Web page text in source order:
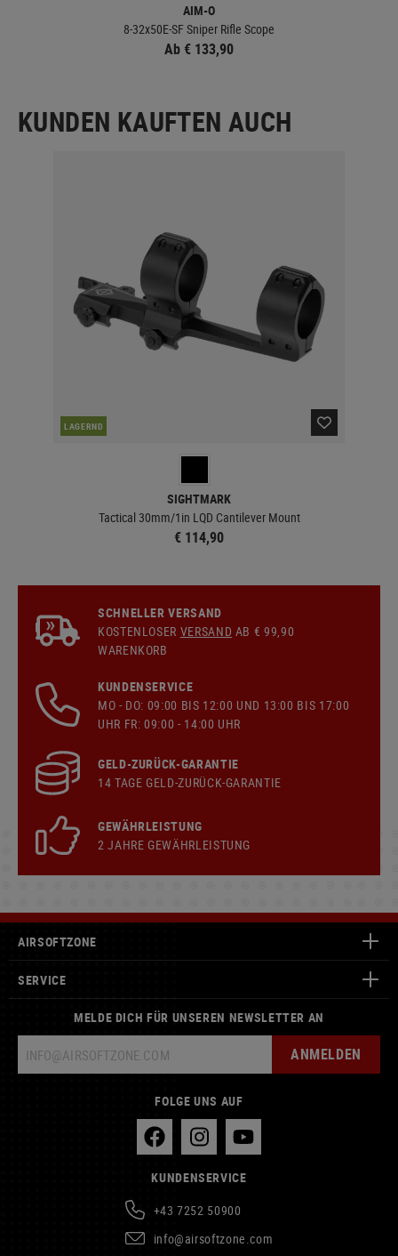
AIM-O
8-32x50E-SF Sniper Rifle Scope
Ab € 133,90
KUNDEN KAUFTEN AUCH
LAGERND
SIGHTMARK
Tactical 30mm/1in LQD Cantilever Mount
€ 114,90
SCHNELLER VERSAND
KOSTENLOSER VERSAND AB € 99,90
WARENKORB
KUNDENSERVICE
MO - DO: 09:00 BIS 12:00 UND 13:00 BIS 17:00
UHR FR: 09:00 - 14:00 UHR
GELD-ZURÜCK-GARANTIE
14 TAGE GELD-ZURÜCK-GARANTIE
GEWÄHRLEISTUNG
2 JAHRE GEWÄHRLEISTUNG
AIRSOFTZONE
SERVICE
MELDE DICH FÜR UNSEREN NEWSLETTER AN
ANMELDEN
FOLGE UNS AUF
KUNDENSERVICE
+43 7252 50900
info@airsoftzone.com